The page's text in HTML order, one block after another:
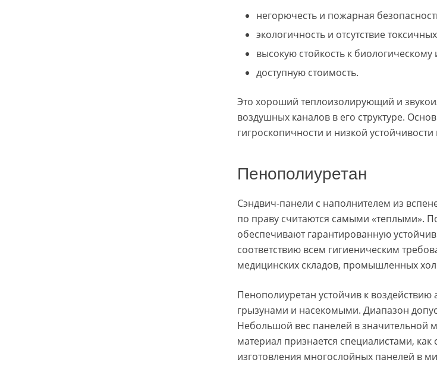
негорючесть и пожарная
экологичность и отсутствие
высокую стойкость к
доступную стоимость.
Это хороший теплоизолирующий и
воздушных каналов в его структуре.
гигроскопичности и низкой
Пенополиуретан
Сэндвич-панели с наполнителем из
по праву считаются самыми «теплыми».
обеспечивают гарантированную
соответствию всем гигиеническим
медицинских складов, промышленных
Пенополиуретан устойчив к
грызунами и насекомыми. Диапазон
Небольшой вес панелей в значительной
материал признается специалистами,
изготовления многослойных панелей в